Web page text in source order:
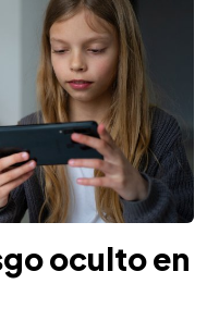
oculto en